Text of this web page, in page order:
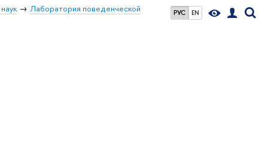
РУС EN
Лаборатория поведенческой